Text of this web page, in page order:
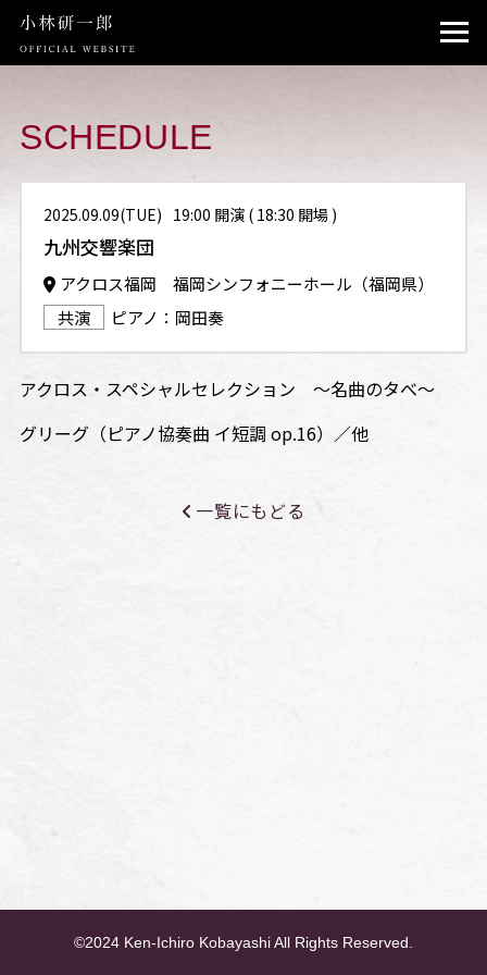
TOP
SCHEDULE
CONTACT
SCHEDULE
2025.09.09(TUE) 19:00 開演 ( 18:30 開場 )
九州交響楽団
アクロス福岡 福岡シンフォニーホール（福岡県）
共演
ピアノ：岡田奏
アクロス・スペシャルセレクション ～名曲のタべ～
グリーグ（ピアノ協奏曲 イ短調 op.16）／他
一覧にもどる
©2024 Ken-Ichiro Kobayashi All Rights Reserved.